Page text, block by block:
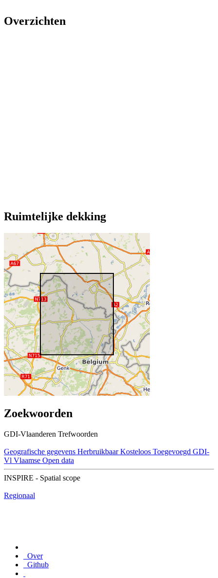
Overzichten
Ruimtelijke dekking
Zoekwoorden
GDI-Vlaanderen Trefwoorden
Geografische gegevens Herbruikbaar Kosteloos Toegevoegd GDI-
Vl Vlaamse Open data
INSPIRE - Spatial scope
Regionaal
Over
Github